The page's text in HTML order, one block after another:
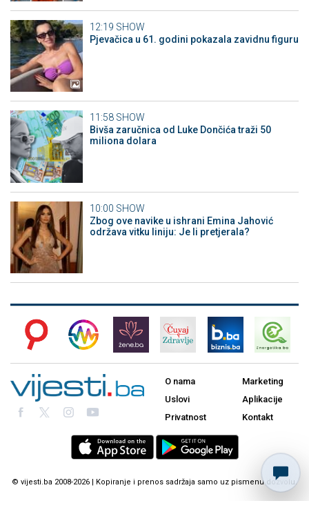
12:19 SHOW
Pjevačica u 61. godini pokazala zavidnu figuru
11:58 SHOW
Bivša zaručnica od Luke Dončića traži 50
miliona dolara
10:00 SHOW
Zbog ove navike u ishrani Emina Jahović
održava vitku liniju: Je li pretjerala?
O nama
Uslovi
Privatnost
Marketing
Aplikacije
Kontakt
© vijesti.ba 2008-2026 | Kopiranje i prenos sadržaja samo uz pismenu dozvolu.